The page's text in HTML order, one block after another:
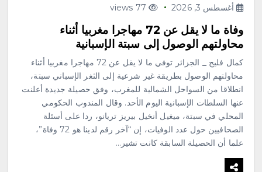
أغسطس 3, 2026
وفاة ما لا يقل عن 72 مهاجرا مغربيا أثناء
محاولتهم الوصول إلى سبتة الإسبانية
كمال فليج _ الجزائر توفي ما لا يقل عن 72 مهاجرا مغربيا أثناء
محاولتهم الوصول بطريقة غير شرعية إلى الثغر الإسباني سبتة،
انطلاقا من السواحل الشمالية للمغرب، وفق حصيلة جديدة أعلنت
عنها السلطات الإسبانية اليوم الأحد. وقال المندوب الحكومي
المحلي في سبتة، ميغيل أنخيل بيريز تريانو، ردا على أسئلة
الصحافيين حول عدد الوفيات، إن “آخر رقم لدينا هو 72 وفاة”،
علما أن الحصيلة السابقة كانت تشير…